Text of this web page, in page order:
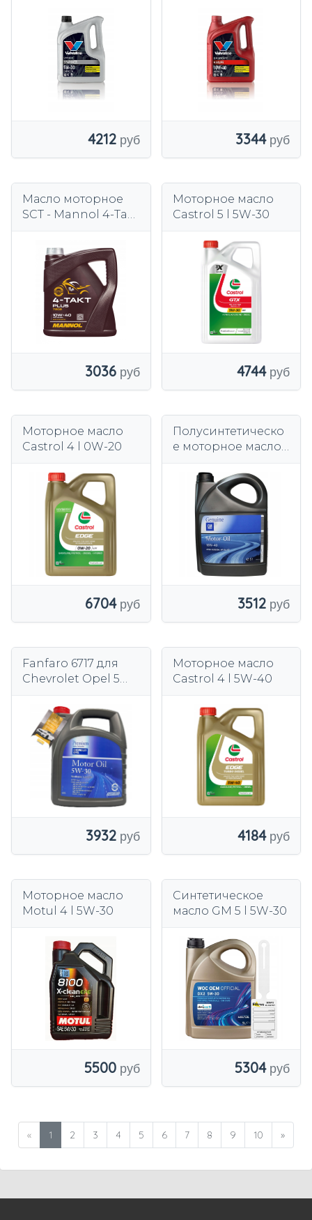
4212 3344
Масло моторное
SCT - Mannol 4-Takt
3036
Моторное масло
Castrol 5 l 5W-30
4744
Моторное масло
Castrol 4 l 0W-20
6704
Полусинтетическо
е моторное масло
3512
Fanfaro 6717 для
Chevrolet Opel 5W-
3932
Моторное масло
Castrol 4 l 5W-40
4184
Моторное масло
Motul 4 l 5W-30
5500
Синтетическое
масло GM 5 l 5W-30
5304
« 1 2 3 4 5 6 7 8 9 10 »